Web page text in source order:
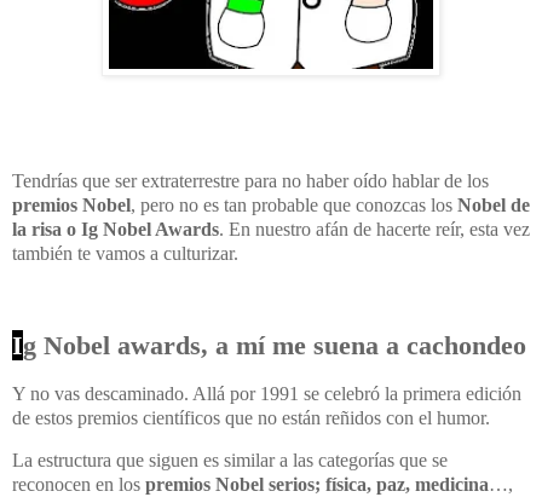
Tendrías que ser extraterrestre para no haber oído hablar de los
premios Nobel, pero no es tan probable que conozcas los Nobel de
la risa o Ig Nobel Awards. En nuestro afán de hacerte reír, esta vez
también te vamos a culturizar.
Ig Nobel awards, a mí me suena a cachondeo
Y no vas descaminado. Allá por 1991 se celebró la primera edición
de estos premios científicos que no están reñidos con el humor.
La estructura que siguen es similar a las categorías que se
reconocen en los premios Nobel serios; física, paz, medicina…,